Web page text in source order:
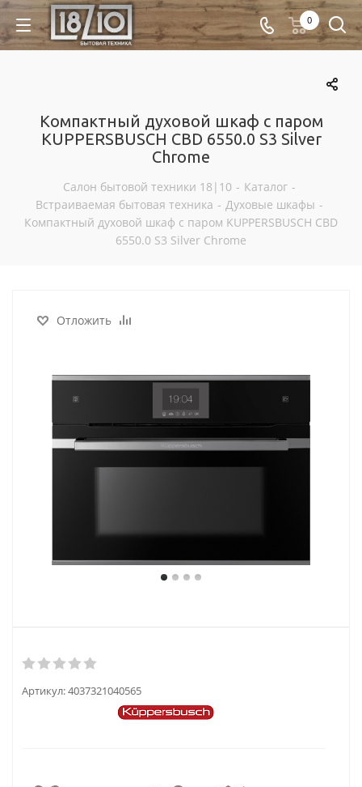
0
Компактный духовой шкаф с паром
KUPPERSBUSCH CBD 6550.0 S3 Silver
Chrome
Салон бытовой техники 18|10 - Каталог -
Встраиваемая бытовая техника - Духовые шкафы -
Компактный духовой шкаф с паром KUPPERSBUSCH CBD
6550.0 S3 Silver Chrome
Отложить
Артикул:4037321040565